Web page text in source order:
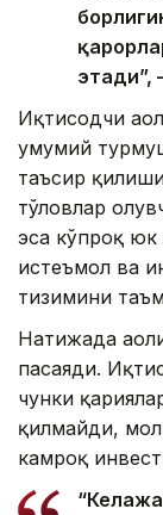
этади”,
Иқтисодчи
умумий
таъсир
тўловлар
эса кўпроқ
истеъмол ва
тизимини
Натижада
пасаяди.
чунки
қилмайди,
камроқ